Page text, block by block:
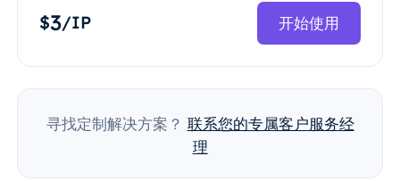
$3/IP 开始使用
寻找定制解决方案？ 联系您的专属客户服务经
理